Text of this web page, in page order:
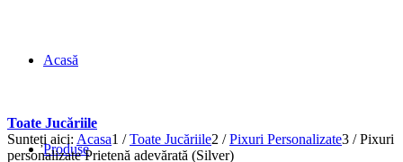
Acasă
Produse
Toate Jucăriile
Sunteți aici: Acasa1 / Toate Jucăriile2 / Pixuri Personalizate3 / Pixuri
personalizate Prietenă adevărată (Silver)